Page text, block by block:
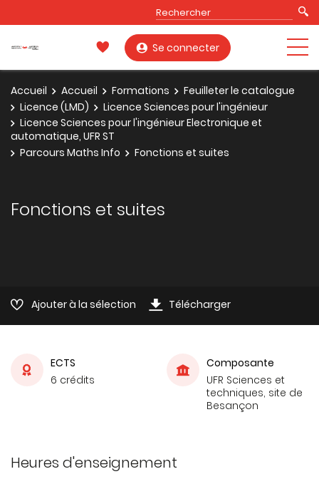
Se connecter
Accueil Accueil Formations
Feuilleter le catalogue
Licence (LMD)
Licence Sciences pour l'ingénieur
Licence Sciences pour l'ingénieur Electronique et
automatique, UFR ST
Parcours Maths Info
Fonctions et suites
Fonctions et suites
Ajouter à la sélection Télécharger
ECTS
6 crédits
Composante
UFR Sciences et
techniques, site de
Besançon
Heures d'enseignement